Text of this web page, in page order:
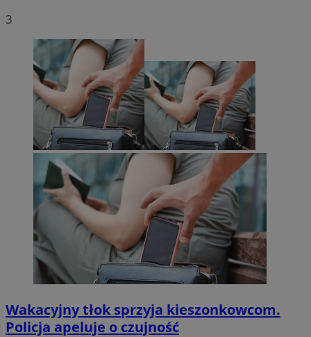
3
Wakacyjny tłok sprzyja kieszonkowcom.
Policja apeluje o czujność